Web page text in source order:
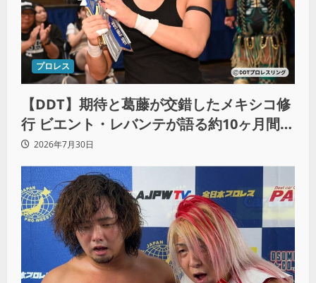
プロレス
【DDT】期待と葛藤が交錯したメキシコ修
行 ビエント・レバンテが語る約10ヶ月間の
苦悩「くすぶっている自分に腹を立ててい
る」
2026年7月30日